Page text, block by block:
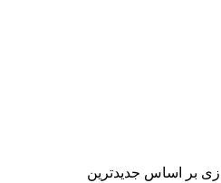
بر اساس جدیدترین